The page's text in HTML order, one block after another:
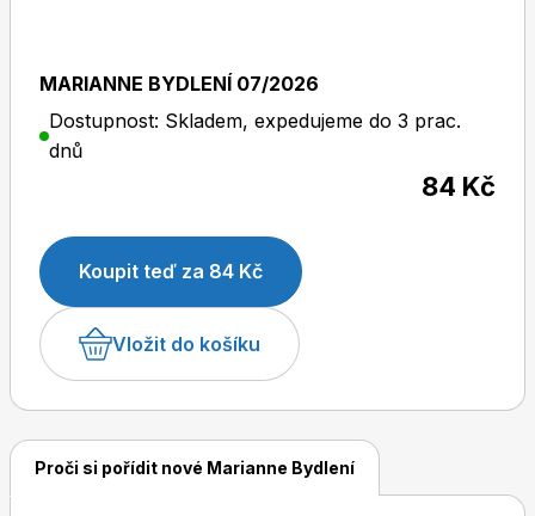
Burda Best of
MARIANNE BYDLENÍ 07/2026
Dostupnost: Skladem, expedujeme do 3 prac.
dnů
84 Kč
Koupit teď za 84 Kč
Vložit do košíku
Proči si pořídit nové Marianne Bydlení